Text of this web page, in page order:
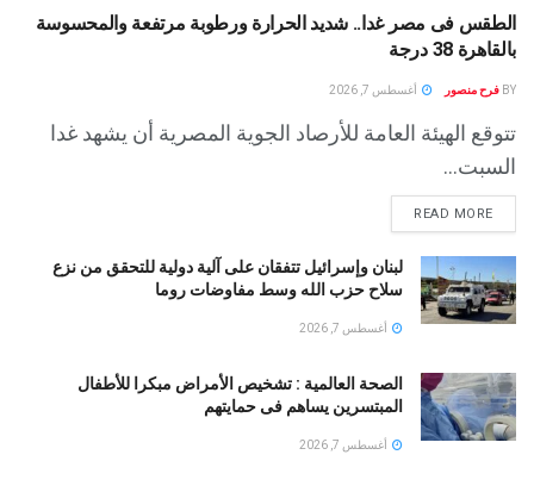
الطقس فى مصر غدا.. شديد الحرارة ورطوبة مرتفعة والمحسوسة
بالقاهرة 38 درجة
BY فرح منصور أغسطس 7, 2026
تتوقع الهيئة العامة للأرصاد الجوية المصرية أن يشهد غدا
السبت...
READ MORE
لبنان وإسرائيل تتفقان على آلية دولية للتحقق من نزع
سلاح حزب الله وسط مفاوضات روما
أغسطس 7, 2026
الصحة العالمية : تشخيص الأمراض مبكرا للأطفال
المبتسرين يساهم فى حمايتهم
أغسطس 7, 2026